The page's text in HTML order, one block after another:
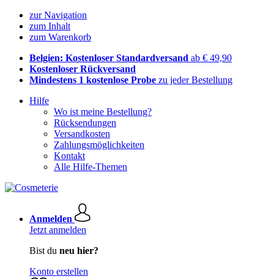
zur Navigation
zum Inhalt
zum Warenkorb
Belgien: Kostenloser Standardversand ab € 49,90
Kostenloser Rückversand
Mindestens 1 kostenlose Probe zu jeder Bestellung
Hilfe
Wo ist meine Bestellung?
Rücksendungen
Versandkosten
Zahlungsmöglichkeiten
Kontakt
Alle Hilfe-Themen
Anmelden
Jetzt anmelden
Bist du neu hier?
Konto erstellen